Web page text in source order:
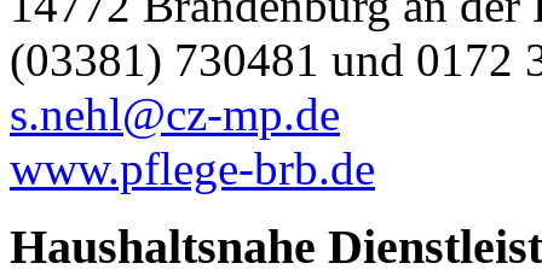
(03381) 730481 und 0172
s.nehl@cz-mp.de
www.pflege-brb.de
Haushaltsnahe